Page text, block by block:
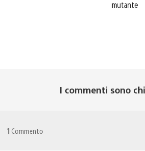
mutante
I commenti sono
1 Commento